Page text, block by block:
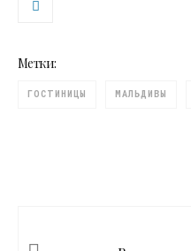
Метки:
ГОСТИНИЦЫ МАЛЬДИВЫ